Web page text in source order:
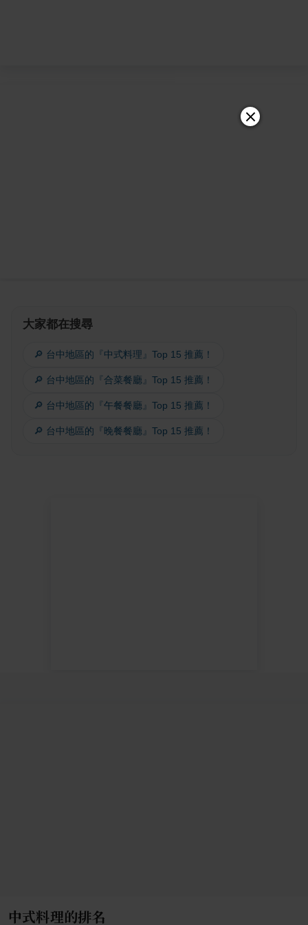
大家都在搜尋
🔎 台中地區的『中式料理』Top 15 推薦！
🔎 台中地區的『合菜餐廳』Top 15 推薦！
🔎 台中地區的『午餐餐廳』Top 15 推薦！
🔎 台中地區的『晚餐餐廳』Top 15 推薦！
中式料理的排名